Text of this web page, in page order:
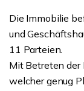
Die Immobilie
und
11 Parteien.
Mit Betreten der
welcher genug